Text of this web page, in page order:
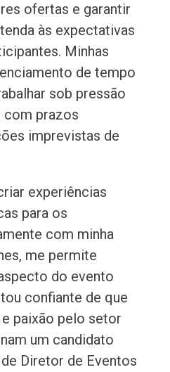
ofertas e garantir
às expectativas
Minhas
de tempo
sob pressão
com prazos
imprevistas de
experiências
para os
com minha
me permite
do evento
confiante de que
paixão pelo setor
um candidato
Diretor de Eventos